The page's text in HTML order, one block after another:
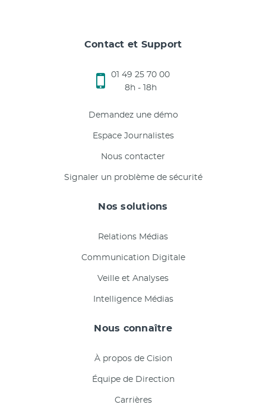
Contact et Support
01 49 25 70 00
8h - 18h
Demandez une démo
Espace Journalistes
Nous contacter
Signaler un problème de sécurité
Nos solutions
Relations Médias
Communication Digitale
Veille et Analyses
Intelligence Médias
Nous connaître
À propos de Cision
Équipe de Direction
Carrières